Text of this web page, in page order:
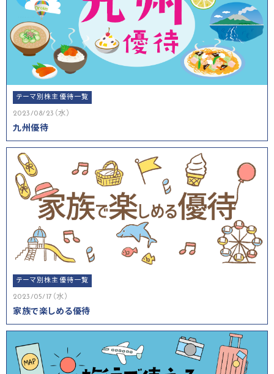
テーマ別株主優待一覧
2023/08/23（水）
九州優待
テーマ別株主優待一覧
2023/05/17（水）
家族で楽しめる優待